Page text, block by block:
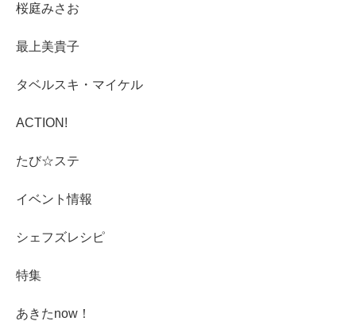
桜庭みさお
最上美貴子
タベルスキ・マイケル
ACTION!
たび☆ステ
イベント情報
シェフズレシピ
特集
あきたnow！